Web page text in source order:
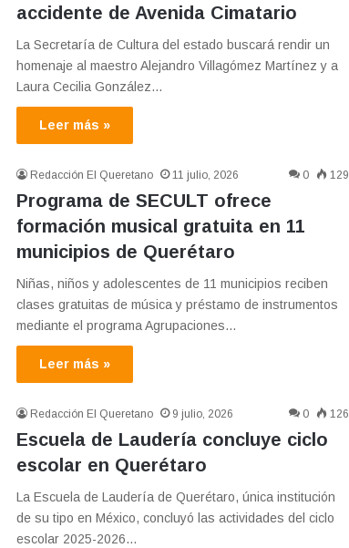
accidente de Avenida Cimatario
La Secretaría de Cultura del estado buscará rendir un
homenaje al maestro Alejandro Villagómez Martínez y a
Laura Cecilia González…
Leer más »
Redacción El Queretano 11 julio, 2026 0 129
Programa de SECULT ofrece
formación musical gratuita en 11
municipios de Querétaro
Niñas, niños y adolescentes de 11 municipios reciben
clases gratuitas de música y préstamo de instrumentos
mediante el programa Agrupaciones…
Leer más »
Redacción El Queretano 9 julio, 2026 0 126
Escuela de Laudería concluye ciclo
escolar en Querétaro
La Escuela de Laudería de Querétaro, única institución
de su tipo en México, concluyó las actividades del ciclo
escolar 2025-2026…